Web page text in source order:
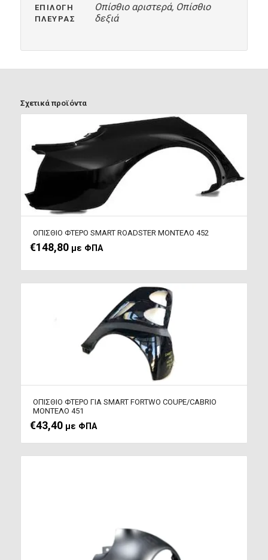
ΕΠΙΛΟΓΉ
ΠΛΕΥΡΆΣ
Οπίσθιο αριστερά, Οπίσθιο
δεξιά
Σχετικά προϊόντα
ΟΠΙΣΘΙΟ ΦΤΕΡΟ SMART ROADSTER ΜΟΝΤΕΛΟ 452
€148,80 με ΦΠΑ
ΟΠΙΣΘΙΟ ΦΤΕΡΟ ΓΙΑ SMART FORTWO COUPE/CABRIO
ΜΟΝΤΕΛΟ 451
€43,40 με ΦΠΑ